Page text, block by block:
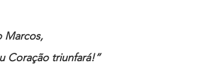
Marcos,
Coração triunfará!”